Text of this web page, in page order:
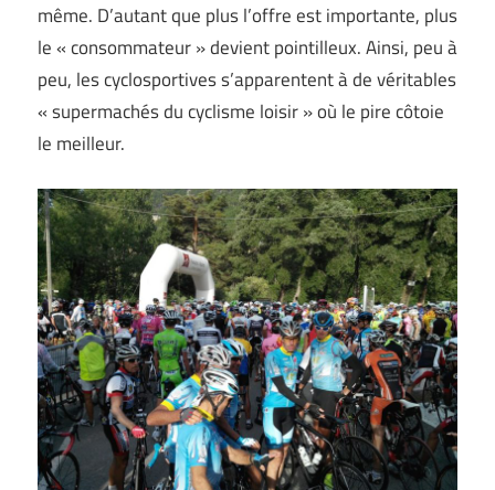
même. D’autant que plus l’offre est importante, plus
le « consommateur » devient pointilleux. Ainsi, peu à
peu, les cyclosportives s’apparentent à de véritables
« supermachés du cyclisme loisir » où le pire côtoie
le meilleur.